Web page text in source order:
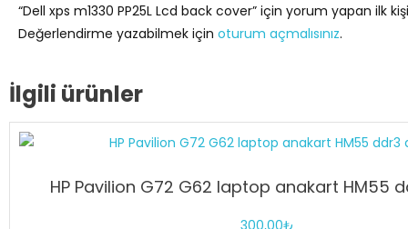
“Dell xps m1330 PP25L Lcd back cover” için yorum yapan ilk
Değerlendirme yazabilmek için oturum açmalısınız.
İlgili ürünler
HP Pavilion G72 G62 laptop anakart HM55
300,00₺